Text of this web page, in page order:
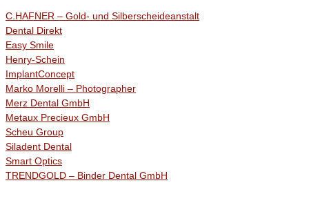
C.HAFNER – Gold- und Silberscheideanstalt
Dental Direkt
Easy Smile
Henry-Schein
ImplantConcept
Marko Morelli – Photographer
Merz Dental GmbH
Metaux Precieux GmbH
Scheu Group
Siladent Dental
Smart Optics
TRENDGOLD – Binder Dental GmbH